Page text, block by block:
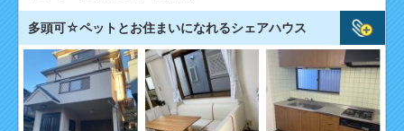
多頭可☆ペットとお住まいになれるシェアハウス